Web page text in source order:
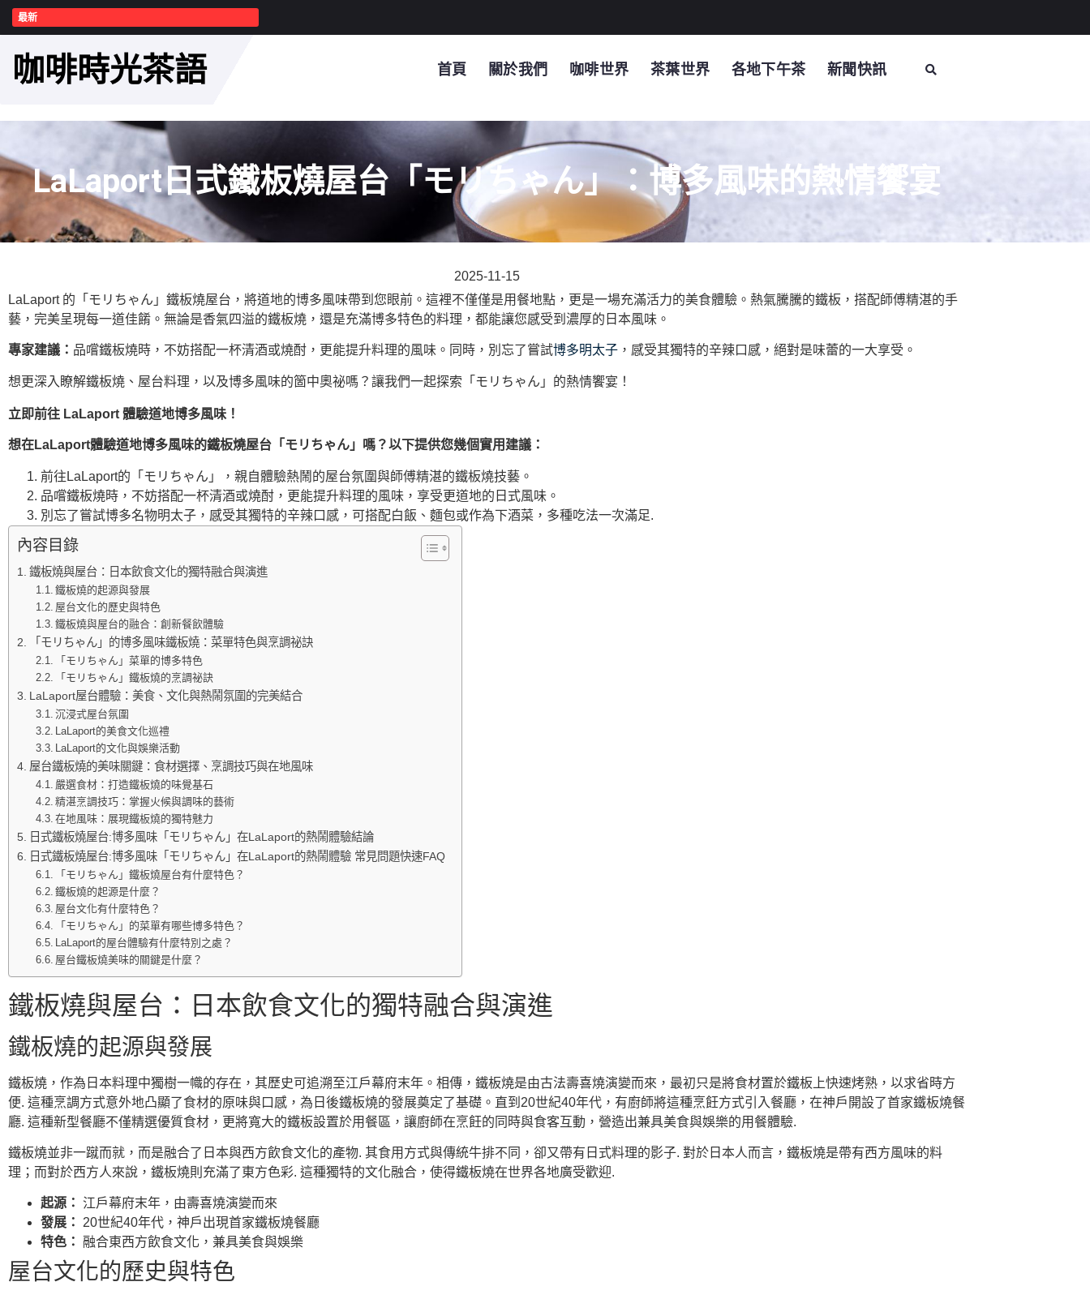
最新
咖啡時光茶語 首頁 關於我們 咖啡世界 茶葉世界 各地下午茶 新聞快訊
LaLaport日式鐵板燒屋台「モリちゃん」：博多風味的熱情饗宴
2025-11-15
LaLaport 的「モリちゃん」鐵板燒屋台，將道地的博多風味帶到您眼前。這裡不僅僅是用餐地點，更是一場充滿活力的美食體驗。熱氣騰騰的鐵板，搭配師傅精湛的手
藝，完美呈現每一道佳餚。無論是香氣四溢的鐵板燒，還是充滿博多特色的料理，都能讓您感受到濃厚的日本風味。
專家建議： 品嚐鐵板燒時，不妨搭配一杯清酒或燒酎，更能提升料理的風味。同時，別忘了嘗試博多明太子 ，感受其獨特的辛辣口感，絕對是味蕾的一大享受。
想更深入瞭解鐵板燒、屋台料理，以及博多風味的箇中奧祕嗎？讓我們一起探索「モリちゃん」的熱情饗宴！
立即前往 LaLaport 體驗道地博多風味！
想在LaLaport體驗道地博多風味的鐵板燒屋台「モリちゃん」嗎？以下提供您幾個實用建議：
前往LaLaport的「モリちゃん」，親自體驗熱鬧的屋台氛圍與師傅精湛的鐵板燒技藝。
品嚐鐵板燒時，不妨搭配一杯清酒或燒酎，更能提升料理的風味，享受更道地的日式風味。
別忘了嘗試博多名物明太子，感受其獨特的辛辣口感，可搭配白飯、麵包或作為下酒菜，多種吃法一次滿足.
內容目錄
鐵板燒與屋台：日本飲食文化的獨特融合與演進
鐵板燒的起源與發展
屋台文化的歷史與特色
鐵板燒與屋台的融合：創新餐飲體驗
「モリちゃん」的博多風味鐵板燒：菜單特色與烹調祕訣
「モリちゃん」菜單的博多特色
「モリちゃん」鐵板燒的烹調祕訣
LaLaport屋台體驗：美食、文化與熱鬧氛圍的完美結合
沉浸式屋台氛圍
LaLaport的美食文化巡禮
LaLaport的文化與娛樂活動
屋台鐵板燒的美味關鍵：食材選擇、烹調技巧與在地風味
嚴選食材：打造鐵板燒的味覺基石
精湛烹調技巧：掌握火候與調味的藝術
在地風味：展現鐵板燒的獨特魅力
日式鐵板燒屋台:博多風味「モリちゃん」在LaLaport的熱鬧體驗結論
日式鐵板燒屋台:博多風味「モリちゃん」在LaLaport的熱鬧體驗 常見問題快速FAQ
「モリちゃん」鐵板燒屋台有什麼特色？
鐵板燒的起源是什麼？
屋台文化有什麼特色？
「モリちゃん」的菜單有哪些博多特色？
LaLaport的屋台體驗有什麼特別之處？
屋台鐵板燒美味的關鍵是什麼？
鐵板燒與屋台：日本飲食文化的獨特融合與演進
鐵板燒的起源與發展
鐵板燒，作為日本料理中獨樹一幟的存在，其歷史可追溯至江戶幕府末年。相傳，鐵板燒是由古法壽喜燒演變而來，最初只是將食材置於鐵板上快速烤熟，以求省時方
便. 這種烹調方式意外地凸顯了食材的原味與口感，為日後鐵板燒的發展奠定了基礎。直到20世紀40年代，有廚師將這種烹飪方式引入餐廳，在神戶開設了首家鐵板燒餐
廳. 這種新型餐廳不僅精選優質食材，更將寬大的鐵板設置於用餐區，讓廚師在烹飪的同時與食客互動，營造出兼具美食與娛樂的用餐體驗.
鐵板燒並非一蹴而就，而是融合了日本與西方飲食文化的產物. 其食用方式與傳統牛排不同，卻又帶有日式料理的影子. 對於日本人而言，鐵板燒是帶有西方風味的料
理；而對於西方人來說，鐵板燒則充滿了東方色彩. 這種獨特的文化融合，使得鐵板燒在世界各地廣受歡迎.
起源：
江戶幕府末年，由壽喜燒演變而來
發展：
20世紀40年代，神戶出現首家鐵板燒餐廳
特色：
融合東西方飲食文化，兼具美食與娛樂
屋台文化的歷史與特色